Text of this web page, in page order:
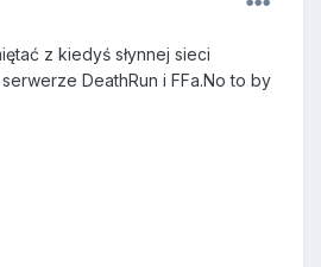
z kiedyś słynnej sieci
DeathRun i FFa.No to by